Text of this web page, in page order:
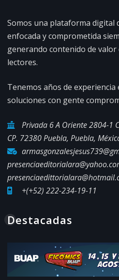
Somos una plataforma digital
enfocada y comprometida
generando contenido de
lectores.
Tenemos años de
soluciones con gente
Privada 6 A Oriente 2804-1
CP. 72380 Puebla, Puebla,
+(+52) 222-234-19-11
Destacadas